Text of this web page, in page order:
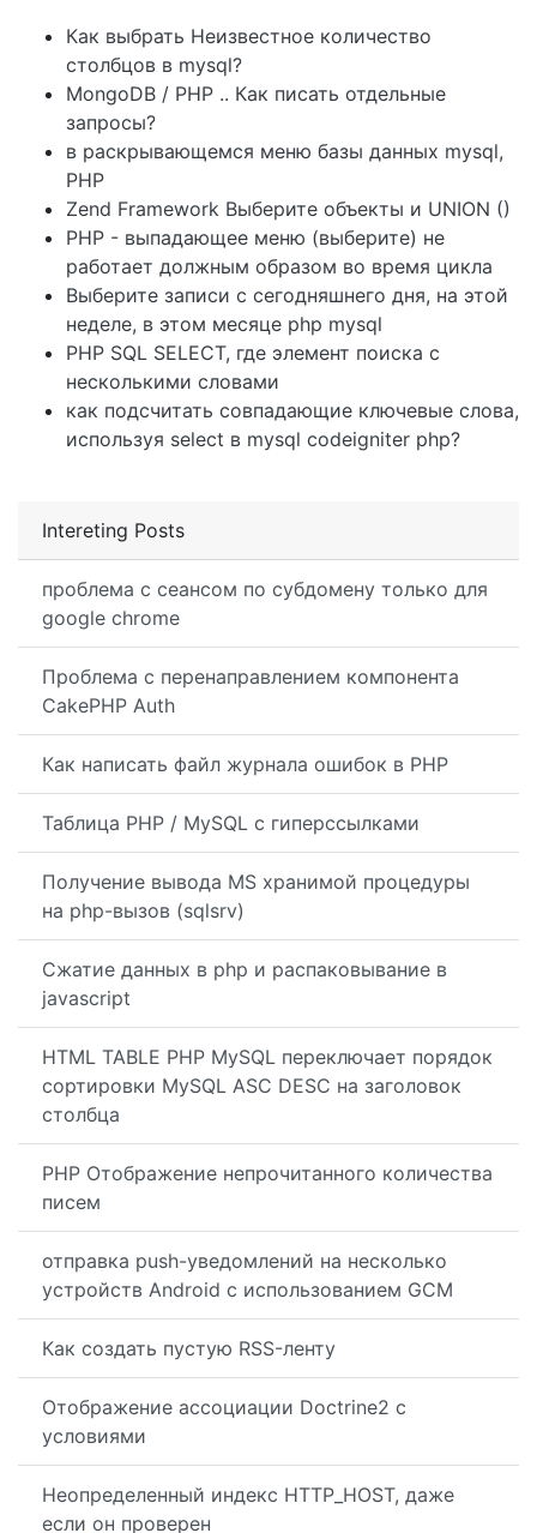
Intereting Posts
проблема с сеансом по субдомену только для
google chrome
Проблема с перенаправлением компонента
CakePHP Auth
Как написать файл журнала ошибок в PHP
Таблица PHP / MySQL с гиперссылками
Получение вывода MS хранимой процедуры
на php-вызов (sqlsrv)
Сжатие данных в php и распаковывание в
javascript
HTML TABLE PHP MySQL переключает порядок
сортировки MySQL ASC DESC на заголовок
столбца
PHP Отображение непрочитанного количества
писем
отправка push-уведомлений на несколько
устройств Android с использованием GCM
Как создать пустую RSS-ленту
Отображение ассоциации Doctrine2 с
условиями
Неопределенный индекс HTTP_HOST, даже
если он проверен
Как выбрать Неизвестное количество
столбцов в mysql?
MongoDB / PHP .. Как писать отдельные
запросы?
в раскрывающемся меню базы данных mysql,
PHP
Zend Framework Выберите объекты и UNION ()
PHP - выпадающее меню (выберите) не
работает должным образом во время цикла
Выберите записи с сегодняшнего дня, на этой
неделе, в этом месяце php mysql
PHP SQL SELECT, где элемент поиска с
несколькими словами
как подсчитать совпадающие ключевые слова,
используя select в mysql codeigniter php?